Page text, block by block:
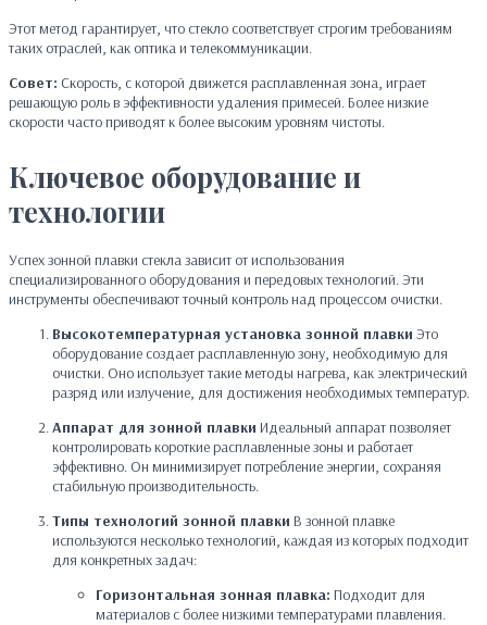
Этот метод гарантирует, что стекло соответствует строгим требованиям
таких отраслей, как оптика и телекоммуникации.
Совет: Скорость, с которой движется расплавленная зона, играет
решающую роль в эффективности удаления примесей. Более низкие
скорости часто приводят к более высоким уровням чистоты.
Ключевое оборудование и
технологии
Успех зонной плавки стекла зависит от использования
специализированного оборудования и передовых технологий. Эти
инструменты обеспечивают точный контроль над процессом очистки.
Высокотемпературная установка зонной плавки Это
оборудование создает расплавленную зону, необходимую для
очистки. Оно использует такие методы нагрева, как электрический
разряд или излучение, для достижения необходимых температур.
Аппарат для зонной плавки Идеальный аппарат позволяет
контролировать короткие расплавленные зоны и работает
эффективно. Он минимизирует потребление энергии, сохраняя
стабильную производительность.
Типы технологий зонной плавки В зонной плавке
используются несколько технологий, каждая из которых подходит
для конкретных задач:
Горизонтальная зонная плавка: Подходит для
материалов с более низкими температурами плавления.